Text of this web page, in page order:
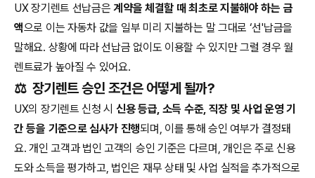
UX 장기렌트 선납금은계약을 체결할 때 최초로 지불해야 하는 금
액으로 이는 자동차 값을 일부 미리 지불하는 말 그대로 ‘선'납금을
말해요. 상황에 따라 선납금 없이도 이용할 수 있지만 그럴 경우 월
렌트료가 높아질 수 있어요.
⚖️ 장기렌트 승인 조건은 어떻게 될까?
UX의 장기렌트 신청 시 신용 등급, 소득 수준, 직장 및 사업 운영 기
간 등을 기준으로 심사가 진행되며, 이를 통해 승인 여부가 결정돼
요. 개인 고객과 법인 고객의 승인 기준은 다르며, 개인은 주로 신용
도와 소득을 평가하고, 법인은 재무 상태 및 사업 실적을 추가적으로